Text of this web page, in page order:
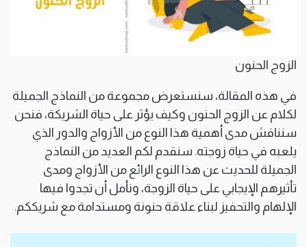
الزوج الحنون
في هذه المقالة، سنستعرض مجموعة من النماذج الجميلة
لكلام عن الزوج الحنون وكيف يؤثر على حياة الشريكة، فنحن
سنناقش مدى أهمية هذا النوع من الأزواج والدور الذي
يلعبه في حياة زوجته. سنقدم لكم العديد من النماذج
الجميلة للحديث عن هذا النوع الرائع من الأزواج ومدى
تأثيرهم الإيجابي على حياة الزوجة، ونأمل أن تجدوا فيها
الإلهام والتحفيز لبناء علاقة حنونة ومستدامة مع شريككم.